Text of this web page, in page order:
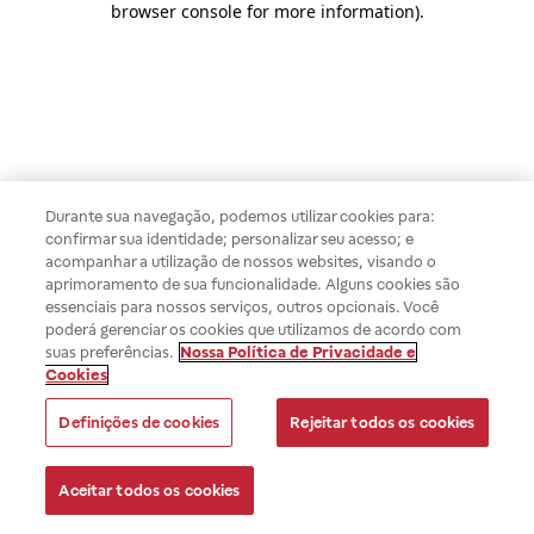
browser console for more information).
Durante sua navegação, podemos utilizar cookies para:
confirmar sua identidade; personalizar seu acesso; e
acompanhar a utilização de nossos websites, visando o
aprimoramento de sua funcionalidade. Alguns cookies são
essenciais para nossos serviços, outros opcionais. Você
poderá gerenciar os cookies que utilizamos de acordo com
suas preferências. Nossa Política de Privacidade e
Cookies
Definições de cookies Rejeitar todos os cookies
Aceitar todos os cookies